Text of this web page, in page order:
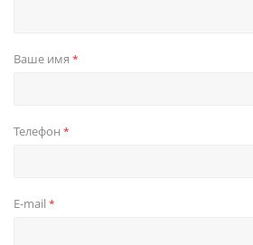
Ваше имя *
Телефон *
E-mail *